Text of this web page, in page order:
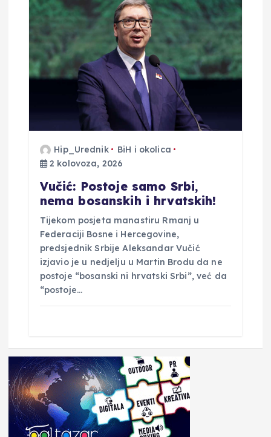
Hip_Urednik
BiH i okolica
2 kolovoza, 2026
Vučić: Postoje samo Srbi,
nema bosanskih i hrvatskih!
Tijekom posjeta manastiru Rmanj u
Federaciji Bosne i Hercegovine,
predsjednik Srbije Aleksandar Vučić
izjavio je u nedjelju u Martin Brodu da ne
postoje “bosanski ni hrvatski Srbi”, već da
“postoje…